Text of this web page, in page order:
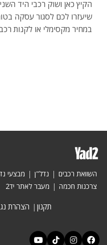
הקיץ כאן ושוק רכבי היד
שיעזרו לכם לסגור עסקה
במחיר מקסימלי או לקנות
השוואת רכבים נדל"ן מבצעי
צרכנות חכמה
מעבר לאתר יד2
תקנון הצהרת